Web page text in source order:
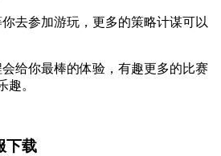
去参加游玩，更多的策略计谋可以
给你最棒的体验，有趣更多的比赛
趣。
下载